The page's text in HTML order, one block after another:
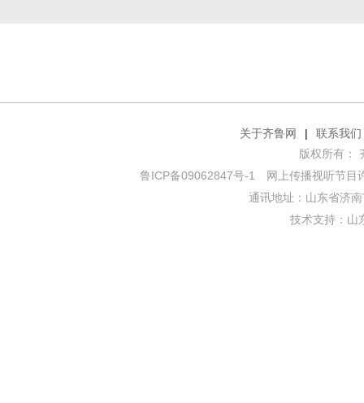
关于齐鲁网 |
联系我们
版权所有：
鲁ICP备09062847号-1
网上传播视听节目
通讯地址：山东省济
技术支持： 山